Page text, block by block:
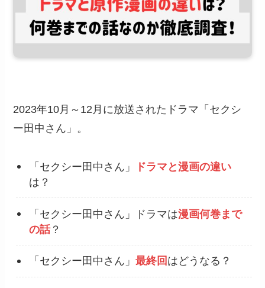
2023年10月～12月に放送されたドラマ「セクシ
ー田中さん」。
「セクシー田中さん」
ドラマと漫画の違い
は？
「セクシー田中さん」ドラマは漫画何巻まで
の話？
「セクシー田中さん」最終回 はどうなる？